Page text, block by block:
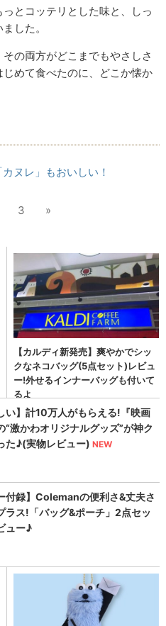
とコッテリとした味と、しっ
した。
の両方がどこまでもやさしさ
めて食べたのに、どこか懐か
ヌレ」もおいしい！
3 »